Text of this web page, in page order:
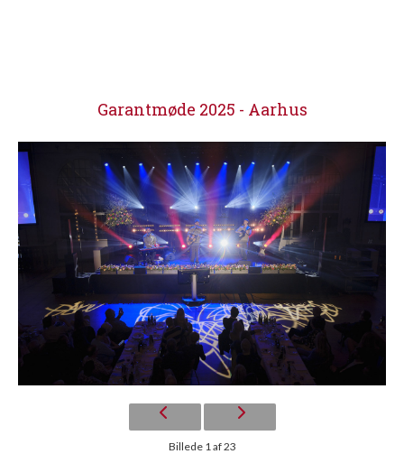
Garantmøde 2025 - Aarhus
Billede 1 af 23